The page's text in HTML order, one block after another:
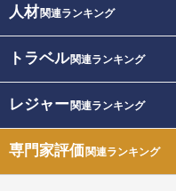
人材関連ランキング
トラベル関連ランキング
レジャー関連ランキング
専門家評価関連ランキング